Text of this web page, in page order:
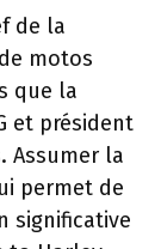
de la
motos
que la
et président
Assumer la
permet de
significative